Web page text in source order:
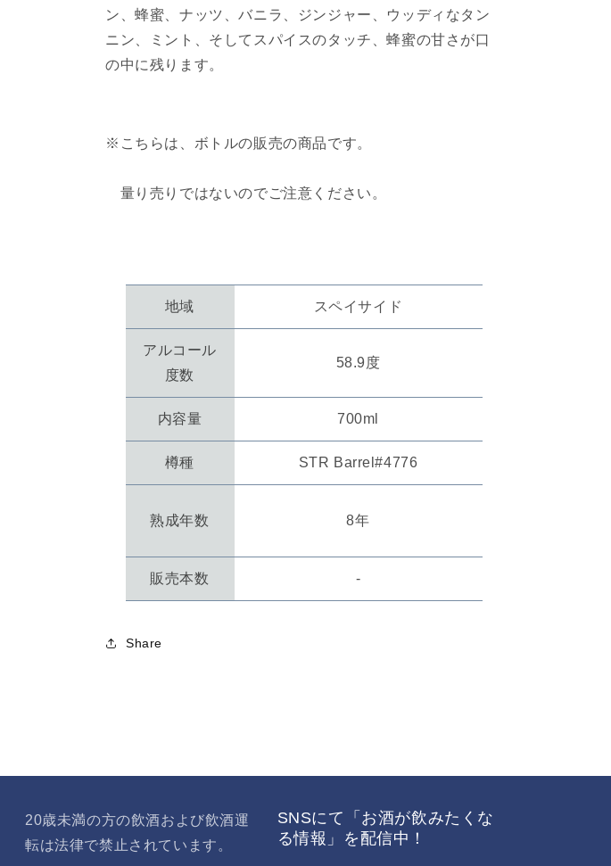
ン、蜂蜜、ナッツ、バニラ、ジンジャー、ウッディなタン
ニン、ミント、そしてスパイスのタッチ、蜂蜜の甘さが口
の中に残ります。
※こちらは、ボトルの販売の商品です。
量り売りではないのでご注意ください。
地域 スペイサイド
アルコール
度数
58.9度
内容量 700ml
樽種 STR Barrel#4776
熟成年数 8年
販売本数 -
Share
20歳未満の方の飲酒および飲酒運
転は法律で禁止されています。
SNSにて「お酒が飲みたくな
る情報」を配信中！